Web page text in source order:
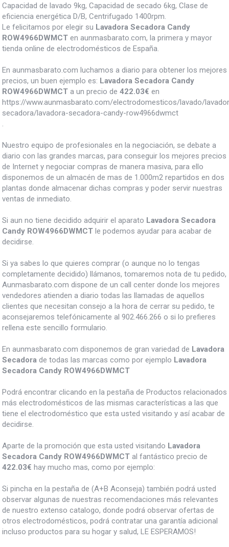
Capacidad de lavado 9kg, Capacidad de secado 6kg, Clase de
eficiencia energética D/B, Centrifugado 1400rpm.
Le felicitamos por elegir su Lavadora Secadora Candy
ROW4966DWMCT en aunmasbarato.com, la primera y mayor
tienda online de electrodomésticos de España.
En aunmasbarato.com luchamos a diario para obtener los mejores
precios, un buen ejemplo es: Lavadora Secadora Candy
ROW4966DWMCT a un precio de 422.03€ en
https://www.aunmasbarato.com/electrodomesticos/lavado/
secadora/lavadora-secadora-candy-row4966dwmct
Nuestro equipo de profesionales en la negociación, se debate a
diario con las grandes marcas, para conseguir los mejores precios
de Internet y negociar compras de manera masiva, para ello
disponemos de un almacén de mas de 1.000m2 repartidos en dos
plantas donde almacenar dichas compras y poder servir nuestras
ventas de inmediato.
Si aun no tiene decidido adquirir el aparato Lavadora Secadora
Candy ROW4966DWMCT le podemos ayudar para acabar de
decidirse.
Si ya sabes lo que quieres comprar (o aunque no lo tengas
completamente decidido) llámanos, tomaremos nota de tu pedido,
Aunmasbarato.com dispone de un call center donde los mejores
vendedores atienden a diario todas las llamadas de aquellos
clientes que necesitan consejo a la hora de cerrar su pedido, te
aconsejaremos telefónicamente al 902.466.266 o si lo prefieres
rellena este sencillo formulario.
En aunmasbarato.com disponemos de gran variedad de Lavadora
Secadora de todas las marcas como por ejemplo Lavadora
Secadora Candy ROW4966DWMCT
Podrá encontrar clicando en la pestaña de Productos relacionados
más electrodomésticos de las mismas características a las que
tiene el electrodoméstico que esta usted visitando y así acabar de
decidirse.
Aparte de la promoción que esta usted visitando Lavadora
Secadora Candy ROW4966DWMCT al fantástico precio de
422.03€ hay mucho mas, como por ejemplo:
Si pincha en la pestaña de (A+B Aconseja) también podrá usted
observar algunas de nuestras recomendaciones más relevantes
de nuestro extenso catalogo, donde podrá observar ofertas de
otros electrodomésticos, podrá contratar una garantía adicional
incluso productos para su hogar y salud, LE ESPERAMOS!